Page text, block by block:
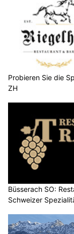
Probieren Sie die
ZH
Büsserach SO:
Schweizer